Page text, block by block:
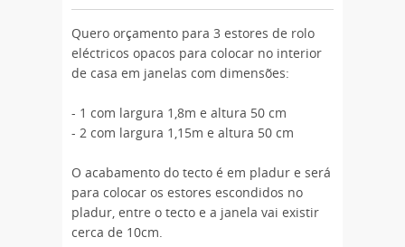
Quero orçamento para 3 estores de rolo
eléctricos opacos para colocar no interior
de casa em janelas com dimensões:
- 1 com largura 1,8m e altura 50 cm
- 2 com largura 1,15m e altura 50 cm
O acabamento do tecto é em pladur e será
para colocar os estores escondidos no
pladur, entre o tecto e a janela vai existir
cerca de 10cm.